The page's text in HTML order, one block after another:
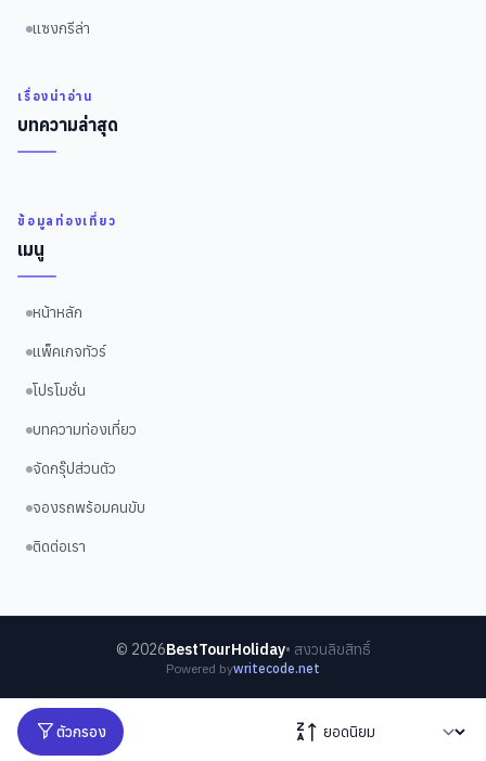
ตัวกรอง
แซงกรีล่า
เรื่องน่าอ่าน
บทความล่าสุด
ข้อมูลท่องเที่ยว
เมนู
หน้าหลัก
แพ็คเกจทัวร์
โปรโมชั่น
บทความท่องเที่ยว
จัดกรุ๊ปส่วนตัว
จองรถพร้อมคนขับ
ติดต่อเรา
© 2026BestTourHoliday• สงวนลิขสิทธิ์
Powered bywritecode.net